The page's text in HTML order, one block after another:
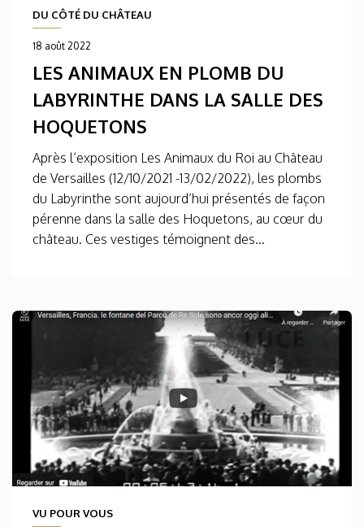
DU CÔTÉ DU CHÂTEAU
18 août 2022
LES ANIMAUX EN PLOMB DU
LABYRINTHE DANS LA SALLE DES
HOQUETONS
Après l’exposition Les Animaux du Roi au Château
de Versailles (12/10/2021 -13/02/2022), les plombs
du Labyrinthe sont aujourd’hui présentés de façon
pérenne dans la salle des Hoquetons, au cœur du
château. Ces vestiges témoignent des...
VU POUR VOUS